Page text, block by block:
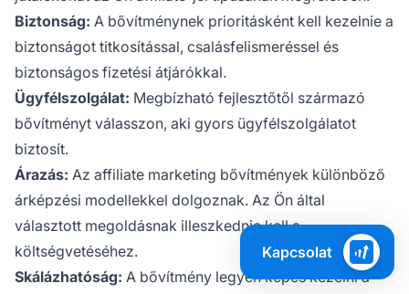
Biztonság: A bővítménynek prioritásként kell kezelnie a
biztonságot titkosítással, csalásfelismeréssel és
biztonságos fizetési átjárókkal.
Ügyfélszolgálat: Megbízható fejlesztőtől származó
bővítményt válasszon, aki gyors ügyfélszolgálatot
biztosít.
Árazás: Az affiliate marketing bővítmények különböző
árképzési modellekkel dolgoznak. Az Ön által
választott megoldásnak illeszkednie kell a
költségvetéséhez.
Skálázhatóság: A bővítmény legyen képes kezelni a
Kapcsolat